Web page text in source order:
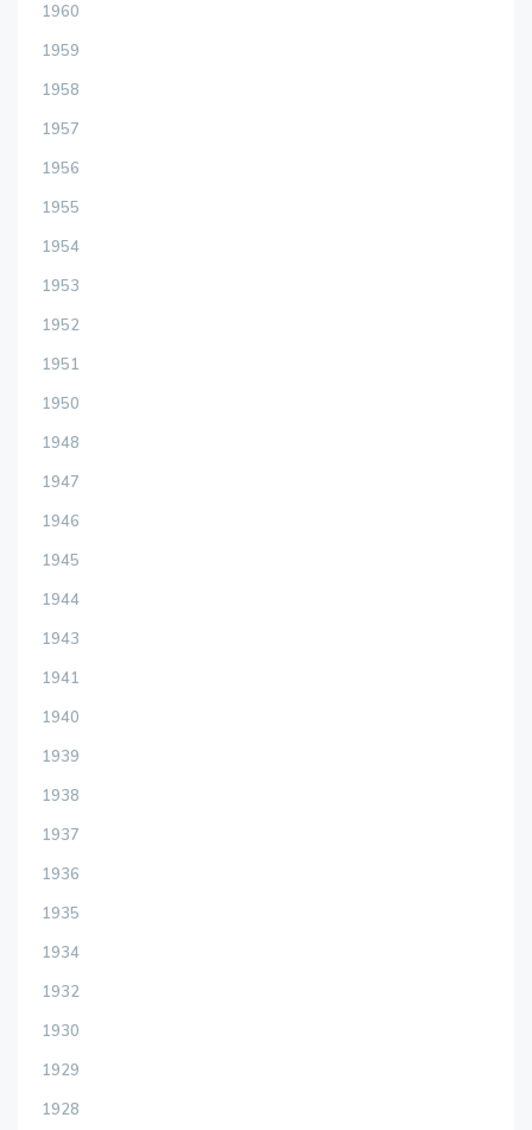
1960
1959
1958
1957
1956
1955
1954
1953
1952
1951
1950
1948
1947
1946
1945
1944
1943
1941
1940
1939
1938
1937
1936
1935
1934
1932
1930
1929
1928